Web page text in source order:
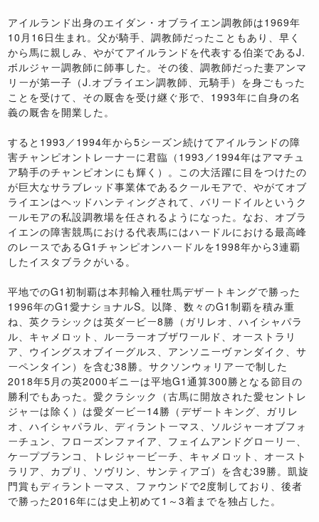
アイルランド出身のエイダン・オブライエン調教師は1969年
10月16日生まれ。父が騎手、調教師だったこともあり、早く
から馬に親しみ、やがてアイルランドを代表する伯楽であるJ.
ボルジャー調教師に師事した。その後、調教師だった妻アンマ
リーが第一子（J.オブライエン調教師、元騎手）を身ごもった
ことを受けて、その厩舎を受け継ぐ形で、1993年に自身の名
義の厩舎を開業した。
すると1993／1994年から5シーズン続けてアイルランドの障
害チャンピオントレーナーに君臨（1993／1994年はアマチュ
ア騎手のチャンピオンにも輝く）。この大活躍に目をつけたの
が巨大なサラブレッド事業体であるクールモアで、やがてオブ
ライエンはヘッドハンティングされて、バリードイルというク
ールモアの私設調教場を任されるようになった。なお、オブラ
イエンの障害競馬における代表馬にはハードルにおける最高峰
のレースであるG1チャンピオンハードルを1998年から3連覇
したイスタブラクがいる。
平地でのG1初制覇は本邦輸入種牡馬デザートキングで勝った
1996年のG1愛ナショナルS。以降、数々のG1制覇を積み重
ね、英クラシックは英ダービー8勝（ガリレオ、ハイシャパラ
ル、キャメロット、ルーラーオブザワールド、オーストラリ
ア、ウイングスオブイーグルス、アンソニーヴァンダイク、サ
ーペンタイン）を含む38勝。サクソンウォリアーで制した
2018年5月の英2000ギニーは平地G1通算300勝となる節目の
勝利でもあった。愛クラシック（古馬に開放された愛セントレ
ジャーは除く）は愛ダービー14勝（デザートキング、ガリレ
オ、ハイシャパラル、ディラントーマス、ソルジャーオブフォ
ーチュン、フローズンファイア、フェイムアンドグローリー、
ケープブランコ、トレジャービーチ、キャメロット、オースト
ラリア、カプリ、ソヴリン、サンティアゴ）を含む39勝。凱旋
門賞もディラントーマス、ファウンドで2度制しており、後者
で勝った2016年には史上初めて1～3着までを独占した。